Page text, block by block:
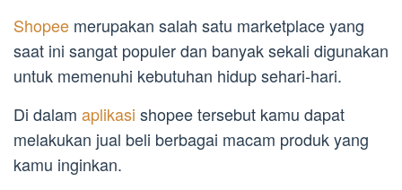
Shopee merupakan salah satu marketplace yang
saat ini sangat populer dan banyak sekali digunakan
untuk memenuhi kebutuhan hidup sehari-hari.
Di dalam aplikasi shopee tersebut kamu dapat
melakukan jual beli berbagai macam produk yang
kamu inginkan.